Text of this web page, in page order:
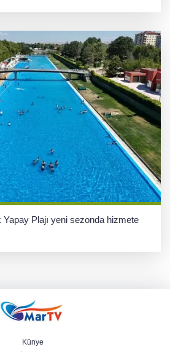
Plajı yeni sezonda hizmete
Künye